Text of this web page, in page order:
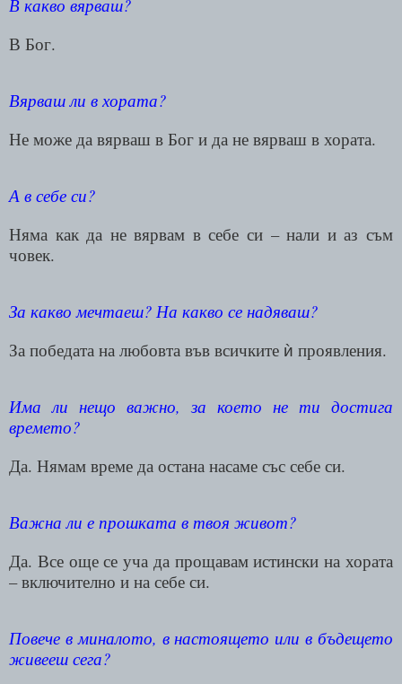
В какво вярваш?
В Бог.
Вярваш ли в хората?
Не може да вярваш в Бог и да не вярваш в хората.
А в себе си?
Няма как да не вярвам в себе си – нали и аз съм
човек.
За какво мечтаеш? На какво се надяваш?
За победата на любовта във всичките ѝ проявления.
Има ли нещо важно, за което не ти достига
времето?
Да. Нямам време да остана насаме със себе си.
Важна ли е прошката в твоя живот?
Да. Все още се уча да прощавам истински на хората
– включително и на себе си.
Повече в миналото, в настоящето или в бъдещето
живееш сега?